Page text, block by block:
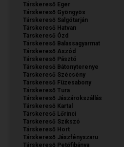
Társkereső Eger
Társkereső Gyöngyös
Társkereső Salgótarján
Társkereső Hatvan
Társkereső Ózd
Társkereső Balassagyarmat
Társkereső Aszód
Társkereső Pásztó
Társkereső Bátonyterenye
Társkereső Szécsény
Társkereső Füzesabony
Társkereső Tura
Társkereső Jászárokszállás
Társkereső Kartal
Társkereső Lőrinci
Társkereső Szikszó
Társkereső Hort
Társkereső Jászfényszaru
Társkereső Petőfibánya